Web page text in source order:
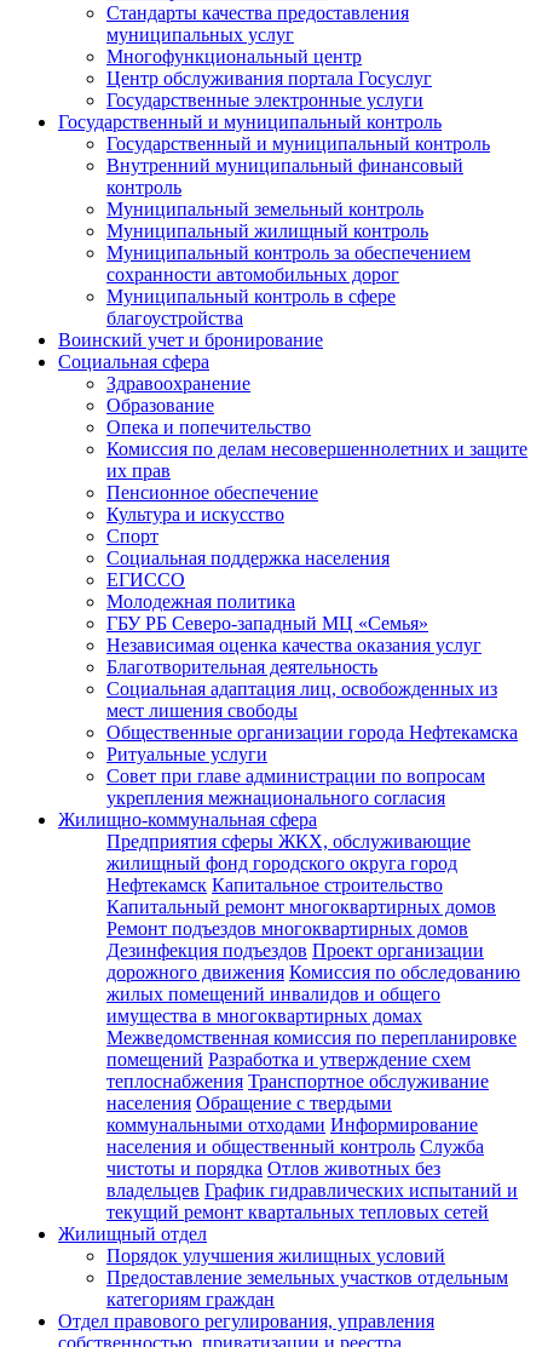
Стандарты качества предоставления
муниципальных услуг
Многофункциональный центр
Центр обслуживания портала Госуслуг
Государственные электронные услуги
Государственный и муниципальный контроль
Государственный и муниципальный контроль
Внутренний муниципальный финансовый
контроль
Муниципальный земельный контроль
Муниципальный жилищный контроль
Муниципальный контроль за обеспечением
сохранности автомобильных дорог
Муниципальный контроль в сфере
благоустройства
Воинский учет и бронирование
Социальная сфера
Здравоохранение
Образование
Опека и попечительство
Комиссия по делам несовершеннолетних и защите
их прав
Пенсионное обеспечение
Культура и искусство
Спорт
Социальная поддержка населения
ЕГИССО
Молодежная политика
ГБУ РБ Северо-западный МЦ «Семья»
Независимая оценка качества оказания услуг
Благотворительная деятельность
Социальная адаптация лиц, освобожденных из
мест лишения свободы
Общественные организации города Нефтекамска
Ритуальные услуги
Совет при главе администрации по вопросам
укрепления межнационального согласия
Жилищно-коммунальная сфера
Предприятия сферы ЖКХ, обслуживающие
жилищный фонд городского округа город
Нефтекамск Капитальное строительство
Капитальный ремонт многоквартирных домов
Ремонт подъездов многоквартирных домов
Дезинфекция подъездов Проект организации
дорожного движения Комиссия по обследованию
жилых помещений инвалидов и общего
имущества в многоквартирных домах
Межведомственная комиссия по перепланировке
помещений Разработка и утверждение схем
теплоснабжения Транспортное обслуживание
населения Обращение с твердыми
коммунальными отходами Информирование
населения и общественный контроль Служба
чистоты и порядка Отлов животных без
владельцев График гидравлических испытаний и
текущий ремонт квартальных тепловых сетей
Жилищный отдел
Порядок улучшения жилищных условий
Предоставление земельных участков отдельным
категориям граждан
Отдел правового регулирования, управления
собственностью, приватизации и реестра